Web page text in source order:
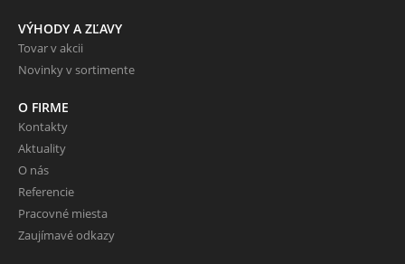
VÝHODY A ZĽAVY
Tovar v akcii
Novinky v sortimente
O FIRME
Kontakty
Aktuality
O nás
Referencie
Pracovné miesta
Zaujímavé odkazy